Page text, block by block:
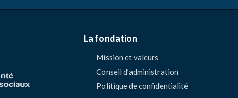
La fondation
Mission et valeurs
Conseil d’administration
Politique de confidentialité